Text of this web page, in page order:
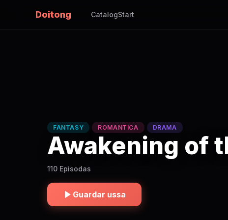
Doitong CatalogStart
FANTASY ROMANTICA DRAMA
Awakening of
110 Episodas
Guardar ussa